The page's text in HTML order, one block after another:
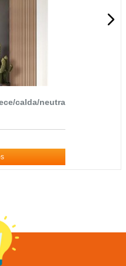
calda/neutra